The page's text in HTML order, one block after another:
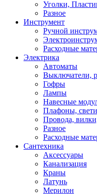
Уголки,
Разное
Инструмент
Ручной
Расходные
Электрика
Автоматы
Выключатели,
Гофры
Лампы
Навесные
Плафоны,
Провода,
Разное
Расходные
Сантехника
Аксессуары
Канализация
Краны
Латунь
Мерилон